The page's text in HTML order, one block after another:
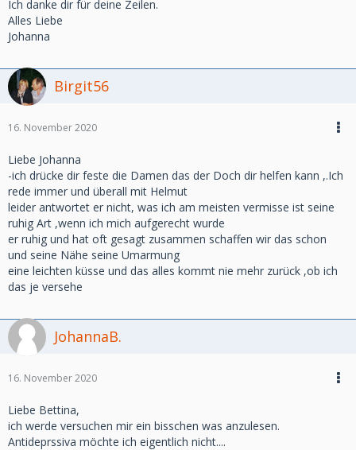
Ich danke dir für deine Zeilen.
Alles Liebe
Johanna
Birgit56
16. November 2020
Liebe Johanna
-ich drücke dir feste die Damen das der Doch dir helfen kann ,.Ich
rede immer und überall mit Helmut
leider antwortet er nicht, was ich am meisten vermisse ist seine
ruhig Art ,wenn ich mich aufgerecht wurde
er ruhig und hat oft gesagt zusammen schaffen wir das schon
und seine Nähe seine Umarmung
eine leichten küsse und das alles kommt nie mehr zurück ,ob ich
das je versehe
JohannaB.
16. November 2020
Liebe Bettina,
ich werde versuchen mir ein bisschen was anzulesen.
Antideprssiva möchte ich eigentlich nicht....